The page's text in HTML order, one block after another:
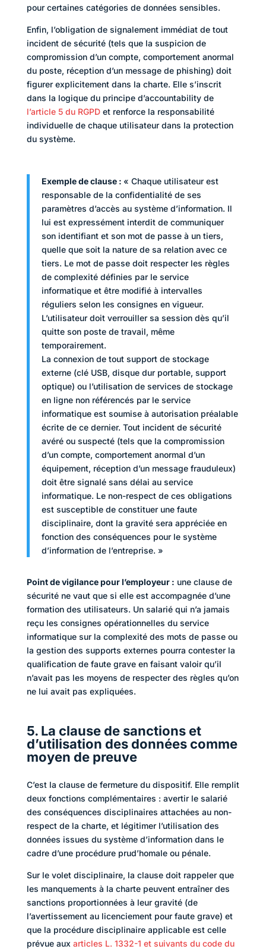
pour certaines catégories de données sensibles.
Enfin, l’obligation de signalement immédiat de tout
incident de sécurité (tels que la suspicion de
compromission d’un compte, comportement anormal
du poste, réception d’un message de phishing) doit
figurer explicitement dans la charte. Elle s’inscrit
dans la logique du principe d’accountability de
l’article 5 du RGPDet renforce la responsabilité
individuelle de chaque utilisateur dans la protection
du système.
Exemple de clause : « Chaque utilisateur est
responsable de la confidentialité de ses
paramètres d’accès au système d’information. Il
lui est expressément interdit de communiquer
son identifiant et son mot de passe à un tiers,
quelle que soit la nature de sa relation avec ce
tiers. Le mot de passe doit respecter les règles
de complexité définies par le service
informatique et être modifié à intervalles
réguliers selon les consignes en vigueur.
L’utilisateur doit verrouiller sa session dès qu’il
quitte son poste de travail, même
temporairement.
La connexion de tout support de stockage
externe (clé USB, disque dur portable, support
optique) ou l’utilisation de services de stockage
en ligne non référencés par le service
informatique est soumise à autorisation préalable
écrite de ce dernier. Tout incident de sécurité
avéré ou suspecté (tels que la compromission
d’un compte, comportement anormal d’un
équipement, réception d’un message frauduleux)
doit être signalé sans délai au service
informatique. Le non-respect de ces obligations
est susceptible de constituer une faute
disciplinaire, dont la gravité sera appréciée en
fonction des conséquences pour le système
d’information de l’entreprise. »
Point de vigilance pour l’employeur : une clause de
sécurité ne vaut que si elle est accompagnée d’une
formation des utilisateurs. Un salarié qui n’a jamais
reçu les consignes opérationnelles du service
informatique sur la complexité des mots de passe ou
la gestion des supports externes pourra contester la
qualification de faute grave en faisant valoir qu’il
n’avait pas les moyens de respecter des règles qu’on
ne lui avait pas expliquées.
5. La clause de sanctions et
d’utilisation des données comme
moyen de preuve
C’est la clause de fermeture du dispositif. Elle remplit
deux fonctions complémentaires : avertir le salarié
des conséquences disciplinaires attachées au non-
respect de la charte, et légitimer l’utilisation des
données issues du système d’information dans le
cadre d’une procédure prud’homale ou pénale.
Sur le volet disciplinaire, la clause doit rappeler que
les manquements à la charte peuvent entraîner des
sanctions proportionnées à leur gravité (de
l’avertissement au licenciement pour faute grave) et
que la procédure disciplinaire applicable est celle
prévue aux articles L. 1332-1 et suivants du code du